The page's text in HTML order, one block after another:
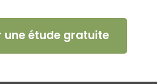
une étude gratuite